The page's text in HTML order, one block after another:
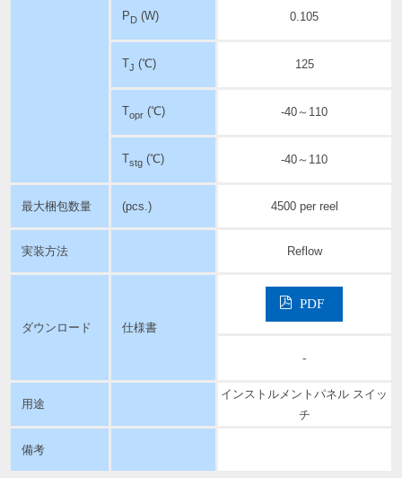
PD(W) 0.105
TJ (℃) 125
Topr(℃) -40～110
Tstg(℃) -40～110
最大梱包数量 (pcs.) 4500 per reel
実装方法 Reflow
ダウンロード 仕様書
PDF
-
用途
インストルメントパネル スイッ
チ
備考